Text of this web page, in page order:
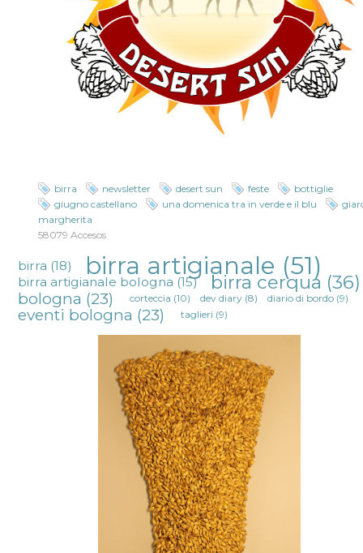
birra newsletter desert sun feste
bottiglie
giugno castellano
una domenica tra in verde e il blu
margherita
58079 Accesos
birra (18) birra artigianale (51)
birra artigianale bologna (15) birra cerqua (36)
bologna (23) corteccia (10) dev diary(8) diario di bordo(9)
eventi bologna (23) taglieri (9)